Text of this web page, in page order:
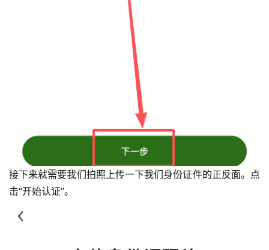
接下来就需要我们拍照上传一下我们身份证件的正反面。点
击“开始认证”。